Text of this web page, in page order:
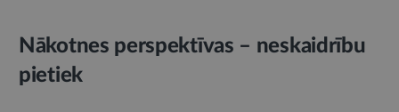
Nākotnes perspektīvas – neskaidrību
pietiek